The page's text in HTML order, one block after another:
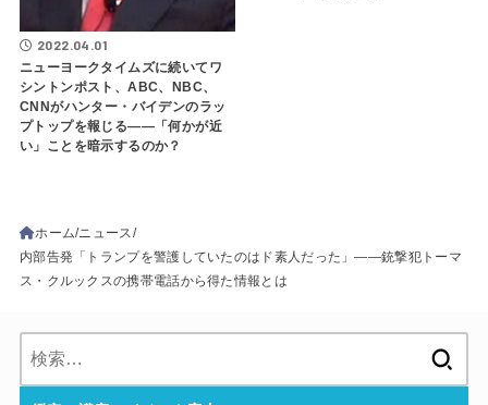
2022.04.01
ニューヨークタイムズに続いてワ
シントンポスト、ABC、NBC、
CNNがハンター・バイデンのラッ
プトップを報じる――「何かが近
い」ことを暗示するのか？
ホーム ニュース
内部告発「トランプを警護していたのはド素人だった」――銃撃犯トーマ
ス・クルックスの携帯電話から得た情報とは